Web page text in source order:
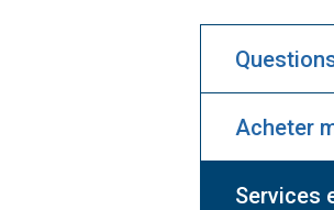
Acheter
Services